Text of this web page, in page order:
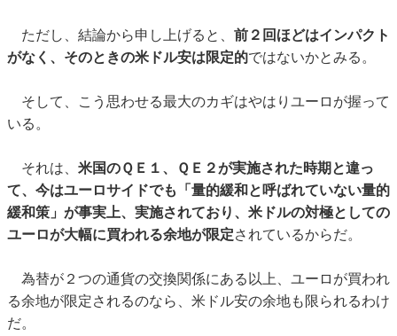
ただし、結論から申し上げると、 前２回ほどはインパクト
がなく、そのときの米ドル安は限定的ではないかとみる。
そして、こう思わせる最大のカギはやはりユーロが握って
いる。
それは、 米国のＱＥ１、ＱＥ２が実施された時期と違っ
て、今はユーロサイドでも「量的緩和と呼ばれていない量的
緩和策」が事実上、実施されており、米ドルの対極としての
ユーロが大幅に買われる余地が限定されているからだ。
為替が２つの通貨の交換関係にある以上、ユーロが買われ
る余地が限定されるのなら、米ドル安の余地も限られるわけ
だ。